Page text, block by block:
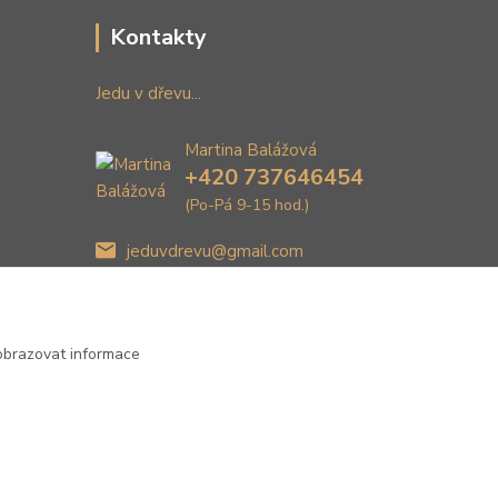
Kontakty
Jedu v dřevu...
Martina Balážová
+420 737646454
(Po-Pá 9-15 hod.)
jeduvdrevu@gmail.com
informace